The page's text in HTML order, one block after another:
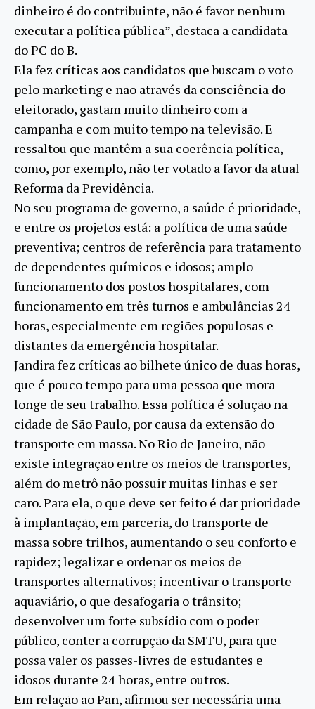
dinheiro é do contribuinte, não é favor nenhum
executar a política pública”, destaca a candidata
do PC do B.
Ela fez críticas aos candidatos que buscam o voto
pelo marketing e não através da consciência do
eleitorado, gastam muito dinheiro com a
campanha e com muito tempo na televisão. E
ressaltou que mantêm a sua coerência política,
como, por exemplo, não ter votado a favor da atual
Reforma da Previdência.
No seu programa de governo, a saúde é prioridade,
e entre os projetos está: a política de uma saúde
preventiva; centros de referência para tratamento
de dependentes químicos e idosos; amplo
funcionamento dos postos hospitalares, com
funcionamento em três turnos e ambulâncias 24
horas, especialmente em regiões populosas e
distantes da emergência hospitalar.
Jandira fez críticas ao bilhete único de duas horas,
que é pouco tempo para uma pessoa que mora
longe de seu trabalho. Essa política é solução na
cidade de São Paulo, por causa da extensão do
transporte em massa. No Rio de Janeiro, não
existe integração entre os meios de transportes,
além do metrô não possuir muitas linhas e ser
caro. Para ela, o que deve ser feito é dar prioridade
à implantação, em parceria, do transporte de
massa sobre trilhos, aumentando o seu conforto e
rapidez; legalizar e ordenar os meios de
transportes alternativos; incentivar o transporte
aquaviário, o que desafogaria o trânsito;
desenvolver um forte subsídio com o poder
público, conter a corrupção da SMTU, para que
possa valer os passes-livres de estudantes e
idosos durante 24 horas, entre outros.
Em relação ao Pan, afirmou ser necessária uma